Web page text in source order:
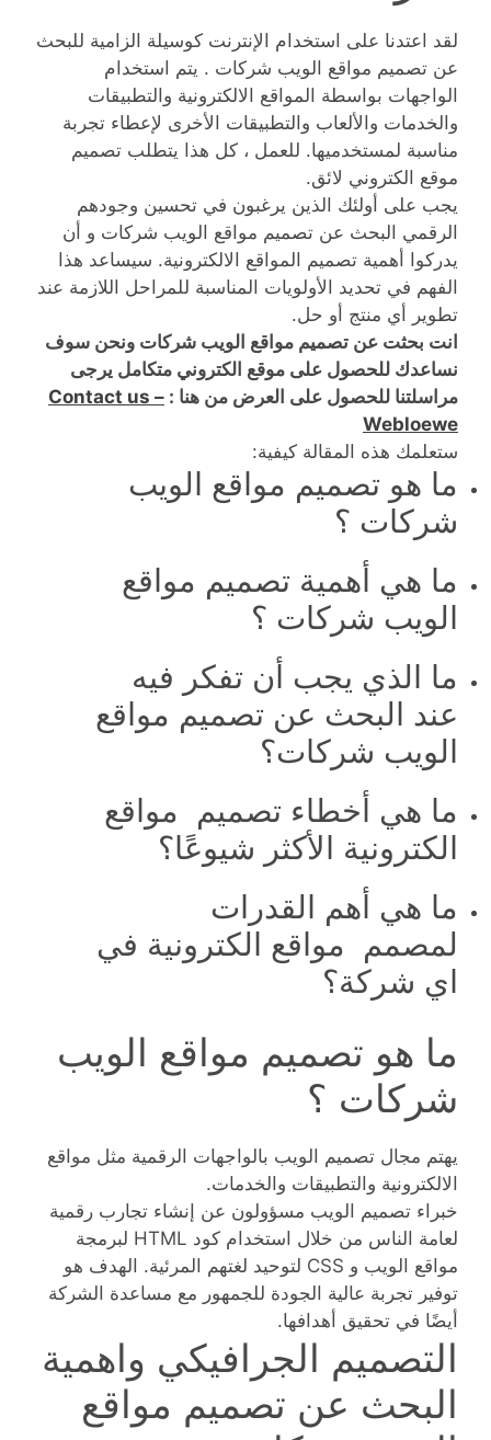
لقد اعتدنا على استخدام الإنترنت كوسيلة الزامية للبحث
عن تصميم مواقع الويب شركات . يتم استخدام
الواجهات بواسطة المواقع الالكترونية والتطبيقات
والخدمات والألعاب والتطبيقات الأخرى لإعطاء تجربة
مناسبة لمستخدميها. للعمل ، كل هذا يتطلب تصميم
موقع الكتروني لائق.
يجب على أولئك الذين يرغبون في تحسين وجودهم
الرقمي البحث عن تصميم مواقع الويب شركات و أن
يدركوا أهمية تصميم المواقع الالكترونية. سيساعد هذا
الفهم في تحديد الأولويات المناسبة للمراحل اللازمة عند
تطوير أي منتج أو حل.
انت بحثت عن تصميم مواقع الويب شركات ونحن سوف
نساعدك للحصول على موقع الكتروني متكامل يرجى
مراسلتنا للحصول على العرض من هنا : Contact us –
Webloewe
ستعلمك هذه المقالة كيفية:
ما هو تصميم مواقع الويب
شركات ؟
ما هي أهمية تصميم مواقع
الويب شركات ؟
ما الذي يجب أن تفكر فيه
عند البحث عن تصميم مواقع
الويب شركات؟
ما هي أخطاء تصميم مواقع
الكترونية الأكثر شيوعًا؟
ما هي أهم القدرات
لمصمم مواقع الكترونية في
اي شركة؟
ما هو تصميم مواقع الويب
شركات ؟
يهتم مجال تصميم الويب بالواجهات الرقمية مثل مواقع
الالكترونية والتطبيقات والخدمات.
خبراء تصميم الويب مسؤولون عن إنشاء تجارب رقمية
لعامة الناس من خلال استخدام كود HTML لبرمجة
مواقع الويب و CSS لتوحيد لغتهم المرئية. الهدف هو
توفير تجربة عالية الجودة للجمهور مع مساعدة الشركة
أيضًا في تحقيق أهدافها.
التصميم الجرافيكي واهمية
البحث عن تصميم مواقع